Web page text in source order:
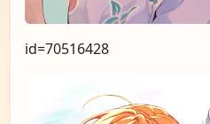
id=70516428